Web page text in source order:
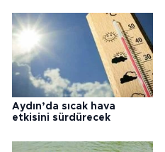
Aydın’da sıcak hava
etkisini sürdürecek